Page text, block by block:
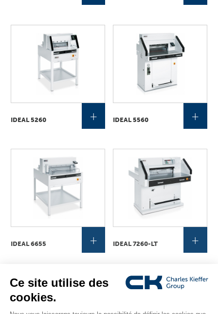
IDEAL 5260 + IDEAL 5560 +
IDEAL 6655 + IDEAL 7260-LT +